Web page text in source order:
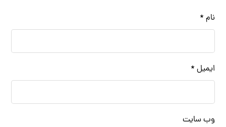
نام *
ایمیل *
وب‌ سایت